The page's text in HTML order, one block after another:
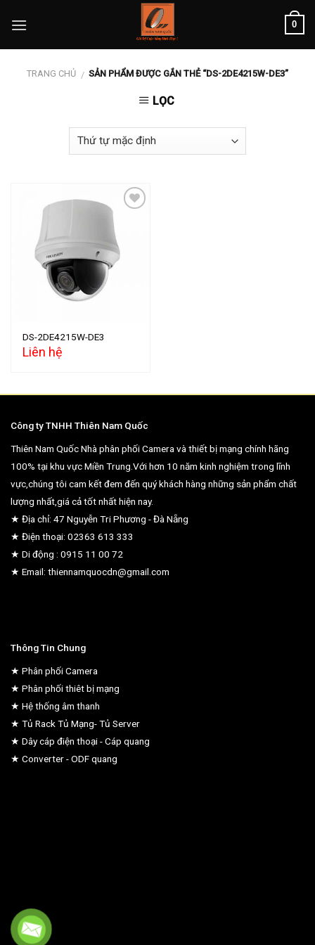
0
TRANG CHỦ / SẢN PHẨM ĐƯỢC GẮN THẺ “DS-2DE4215W-DE3”
LỌC
Add to
wishlist
DS-2DE4215W-DE3
Liên hệ
Công ty TNHH Thiên Nam Quốc
Thiên Nam Quốc Nhà phân phối Camera và thiết bị mạng chính hãng
100% tại khu vực Miền Trung.Với hơn 10 năm kinh nghiệm trong lĩnh
vực,chúng tôi cam kết đem đến quý khách hàng những sản phẩm chất
lượng nhất,giá cả tốt nhất hiện nay.
★ Địa chỉ: 47 Nguyễn Tri Phương - Đà Nẵng
★ Điện thoại: 02363 613 333
★ Di động : 0915 11 00 72
★ Email: thiennamquocdn@gmail.com
Thông Tin Chung
★ Phân phối Camera
★ Phân phối thiêt bị mạng
★ Hệ thống âm thanh
★ Tủ Rack Tủ Mạng- Tủ Server
★ Dây cáp điện thoại - Cáp quang
★ Converter - ODF quang